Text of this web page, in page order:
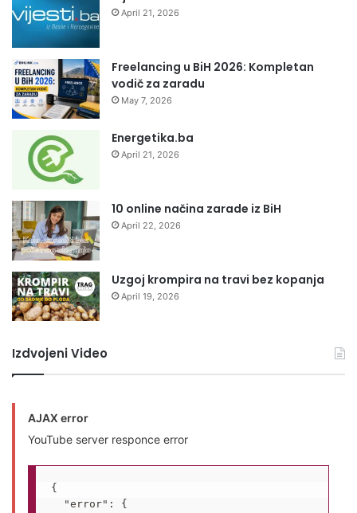
April 21, 2026
Freelancing u BiH 2026: Kompletan
vodič za zaradu
May 7, 2026
Energetika.ba
April 21, 2026
10 online načina zarade iz BiH
April 22, 2026
Uzgoj krompira na travi bez kopanja
April 19, 2026
Izdvojeni Video
AJAX error
YouTube server responce error
{
  "error": {